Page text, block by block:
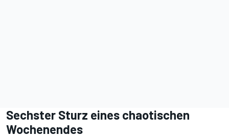
Sechster Sturz eines chaotischen
Wochenendes